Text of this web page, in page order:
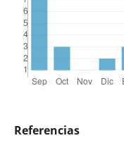
Referencias